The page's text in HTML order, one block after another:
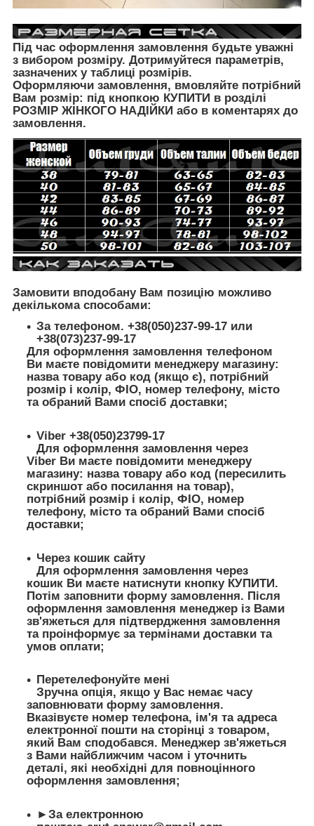
Під час оформлення замовлення будьте уважні
з вибором розміру. Дотримуйтеся параметрів,
зазначених у таблиці розмірів.
Оформляючи замовлення, вмовляйте потрібний
Вам розмір: під кнопкою КУПИТИ в розділі
РОЗМІР ЖІНКОГО НАДІЙКИ або в коментарях до
замовлення.
Замовити вподобану Вам позицію можливо
декількома способами:
За телефоном. +38(050)237-99-17 или
+38(073)237-99-17
Для оформлення замовлення телефоном
Ви маєте повідомити менеджеру магазину:
назва товару або код (якщо є), потрібний
розмір і колір, ФІО, номер телефону, місто
та обраний Вами спосіб доставки;
Viber +38(050)23799-17
Для оформлення замовлення через
Viber Ви маєте повідомити менеджеру
магазину: назва товару або код (пересилить
скриншот або посилання на товар),
потрібний розмір і колір, ФІО, номер
телефону, місто та обраний Вами спосіб
доставки;
Через кошик сайту
Для оформлення замовлення через
кошик Ви маєте натиснути кнопку КУПИТИ.
Потім заповнити форму замовлення. Після
оформлення замовлення менеджер із Вами
зв'яжеться для підтвердження замовлення
та проінформує за термінами доставки та
умов оплати;
Перетелефонуйте мені
Зручна опція, якщо у Вас немає часу
заповнювати форму замовлення.
Вказівуєте номер телефона, ім'я та адреса
електронної пошти на сторінці з товаром,
який Вам сподобався. Менеджер зв'яжеться
з Вами найближчим часом і уточнить
деталі, які необхідні для повноцінного
оформлення замовлення;
►За електронною